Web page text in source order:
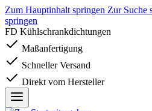
Zum Hauptinhalt springen Zur Suche
springen
FD Kühlschrankdichtungen
Maßanfertigung
Schneller Versand
Direkt vom Hersteller